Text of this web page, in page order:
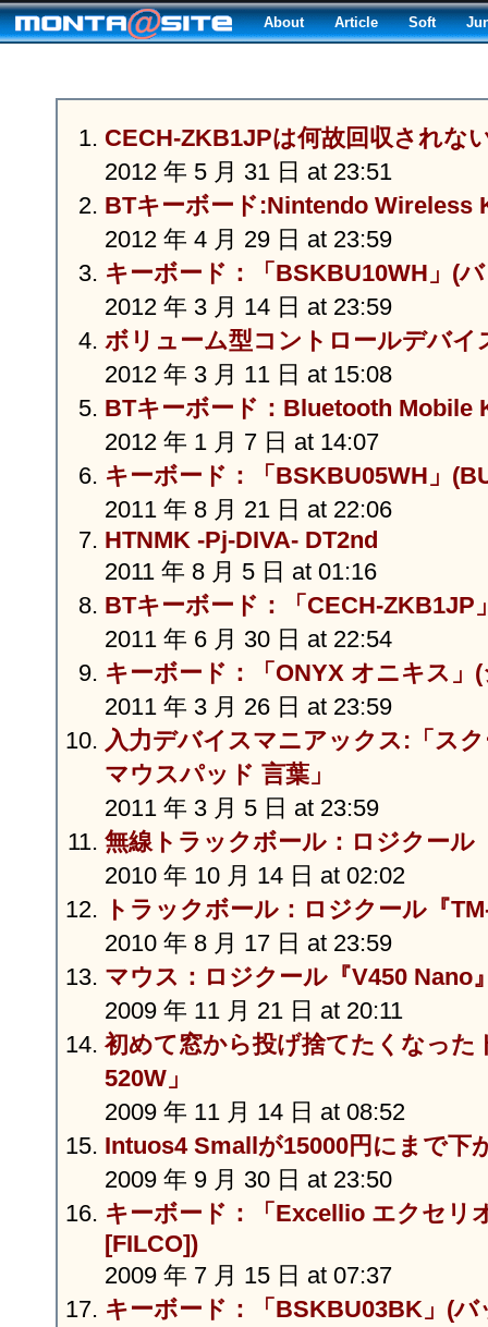
About Article Soft
CECH-ZKB1JPは何故回収されな
2012 年 5 月 31 日 at 23:51
BTキーボード:Nintendo Wireless
2012 年 4 月 29 日 at 23:59
キーボード：「BSKBU10WH」(
2012 年 3 月 14 日 at 23:59
ボリューム型コントロールデバイ
2012 年 3 月 11 日 at 15:08
BTキーボード：Bluetooth Mobile
2012 年 1 月 7 日 at 14:07
キーボード：「BSKBU05WH」
2011 年 8 月 21 日 at 22:06
HTNMK -Pj-DIVA- DT2nd
2011 年 8 月 5 日 at 01:16
BTキーボード：「CECH-ZKB1JP
2011 年 6 月 30 日 at 22:54
キーボード：「ONYX オニキス」
2011 年 3 月 26 日 at 23:59
入力デバイスマニアックス:「ス
マウスパッド 言葉」
2011 年 3 月 5 日 at 23:59
無線トラックボール：ロジクール
2010 年 10 月 14 日 at 02:02
トラックボール：ロジクール『
2010 年 8 月 17 日 at 23:59
マウス：ロジクール『V450 Nano
2009 年 11 月 21 日 at 20:11
初めて窓から投げ捨てたくなった
520W」
2009 年 11 月 14 日 at 08:52
Intuos4 Smallが15000円にまで下
2009 年 9 月 30 日 at 23:50
キーボード：「Excellio エクセリ
[FILCO])
2009 年 7 月 15 日 at 07:37
キーボード：「BSKBU03BK」(バ